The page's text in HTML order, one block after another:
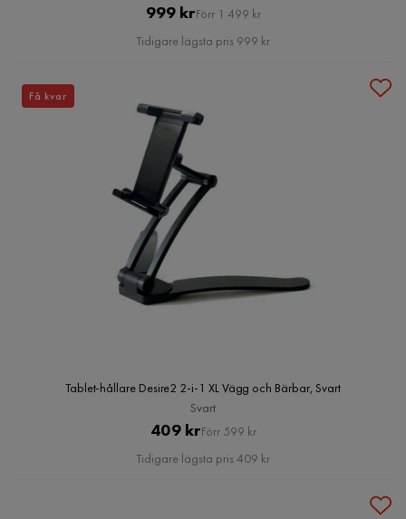
Pris
999 kr Original
Pris
Förr 1 499 kr
Tidigare lägsta pris 999 kr
Tablet-hållare Desire2 2-i-1 XL Vägg och Bärbar, Svart
Svart
Pris
409 krOriginal
Pris
Förr 599 kr
Tidigare lägsta pris 409 kr
Få kvar